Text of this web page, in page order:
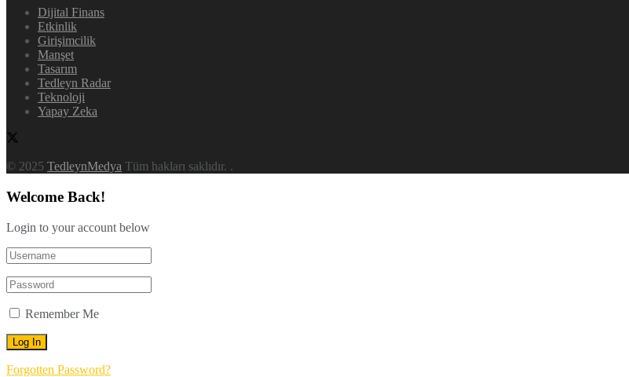
Dijital Finans
Etkinlik
Girişimcilik
Manşet
Tasarım
Tedleyn Radar
Teknoloji
Yapay Zeka
© 2025 TedleynMedya Tüm hakları saklıdır. .
Welcome Back!
Login to your account below
Remember Me
Forgotten Password?